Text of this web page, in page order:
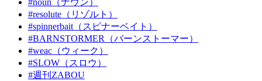
#noun（ナウン）
#resolute（リゾルト）
#spinnerbait（スピナーベイト）
#BARNSTORMER（バーンストーマー）
#weac（ウィーク）
#SLOW（スロウ）
#週刊ZABOU